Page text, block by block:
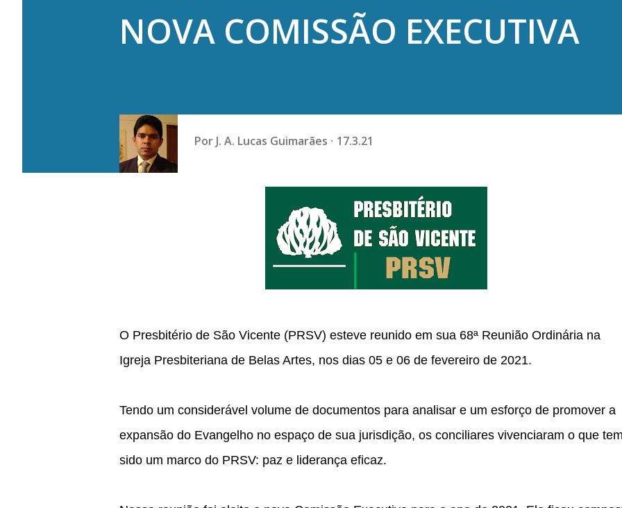
NOVA COMISSÃO EXECUTIVA
Por J. A. Lucas Guimarães 17.3.21
O Presbitério de São Vicente (PRSV) esteve reunido em sua 68ª Reunião Ordinária na
Igreja Presbiteriana de Belas Artes, nos dias 05 e 06 de fevereiro de 2021.
Tendo um considerável volume de documentos para analisar e um esforço de promover a
expansão do Evangelho no espaço de sua jurisdição, os conciliares vivenciaram o que
sido um marco do PRSV: paz e liderança eficaz.